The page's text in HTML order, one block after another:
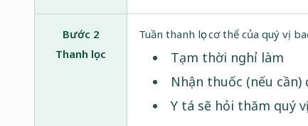
Bước 2
Thanh lọc
Tuần thanh lọc cơ thể của quý vị
Tạm thời nghỉ làm
Nhận thuốc (nếu
Y tá sẽ hỏi thăm quý